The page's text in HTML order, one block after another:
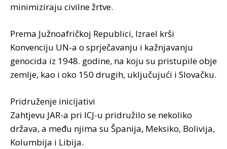
minimiziraju civilne žrtve.
Prema Južnoafričkoj Republici, Izrael krši
Konvenciju UN-a o sprječavanju i kažnjavanju
genocida iz 1948. godine, na koju su pristupile obje
zemlje, kao i oko 150 drugih, uključujući i Slovačku.
Pridruženje inicijativi
Zahtjevu JAR-a pri ICJ-u pridružilo se nekoliko
država, a među njima su Španija, Meksiko, Bolivija,
Kolumbija i Libija.